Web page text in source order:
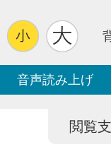
音声読み上げ
閲覧